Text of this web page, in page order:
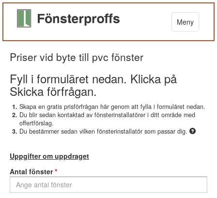
Meny
Priser vid byte till pvc fönster
Fyll i formuläret nedan. Klicka på
Skicka förfrågan.
Skapa en gratis prisförfrågan här genom att fylla i formuläret nedan.
Du blir sedan kontaktad av fönsterinstallatörer i ditt område med
offertförslag.
Du bestämmer sedan vilken fönsterinstallatör som passar dig.
Uppgifter om uppdraget
Antal fönster*